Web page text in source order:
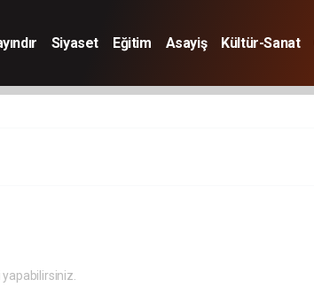
Siyaset Eğitim Asayiş Kültür-Sanat